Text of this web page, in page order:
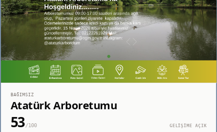
BAĞIMSIZ
Atatürk Arboretumu
53/100 GELİŞİME AÇIK